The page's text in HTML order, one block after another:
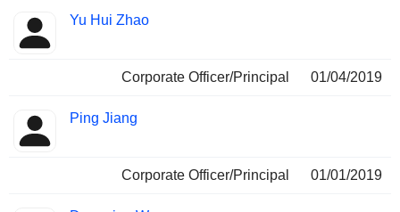
Yu Hui Zhao
Corporate Officer/Principal 01/04/2019
Ping Jiang
Corporate Officer/Principal 01/01/2019